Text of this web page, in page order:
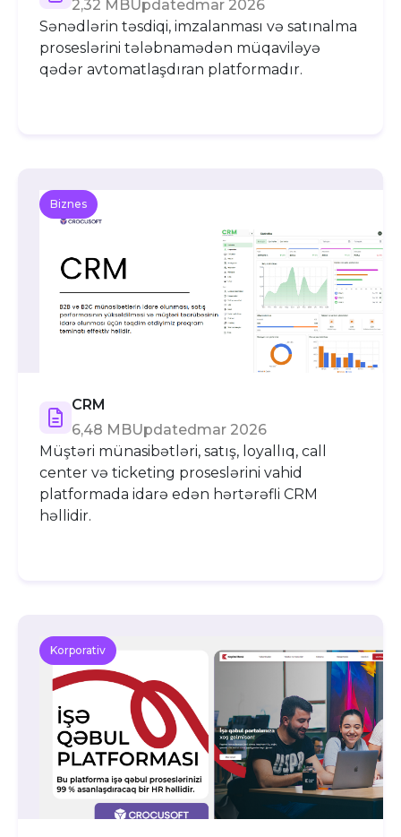
2,32 MBUpdatedmar 2026
Sənədlərin təsdiqi, imzalanması və satınalma
proseslərini tələbnamədən müqaviləyə
qədər avtomatlaşdıran platformadır.
Biznes
CRM
6,48 MBUpdatedmar 2026
Müştəri münasibətləri, satış, loyallıq, call
center və ticketing proseslərini vahid
platformada idarə edən hərtərəfli CRM
həllidir.
Korporativ